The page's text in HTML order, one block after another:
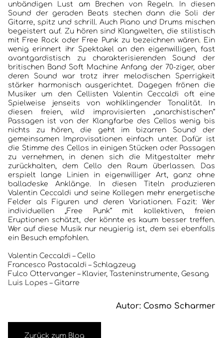
PORTRAITS DER CLUBS
ANKÜNDIGUNGEN KONZERTE/ FESTIVALS
KONTAKT
unbändigen Lust am Brechen von Regeln. In diesen
Sound der geraden Beats stechen dann die Soli der
Gitarre, spitz und schrill. Auch Piano und Drums mischen
begeistert auf. Zu hören sind Klangwelten, die stilistisch
mit Free Rock oder Free Punk zu bezeichnen wären. Ein
wenig erinnert ihr Spektakel an den eigenwilligen, fast
avantgardistisch zu charakterisierenden Sound der
britischen Band Soft Machine Anfang der 70-ziger, aber
deren Sound war trotz ihrer melodischen Sperrigkeit
stärker harmonisch ausgerichtet. Dagegen frönen die
Musiker um den Cellisten Valentin Ceccaldi oft eine
Spielweise jenseits von wohlklingender Tonalität. In
diesen freien, wild improvisierten „anarchistischen“
Passagen ist von der Klangfarbe des Cellos wenig bis
nichts zu hören, die geht im bizarren Sound der
gemeinsamen Improvisationen einfach unter. Dafür ist
die Stimme des Cellos in einigen Stücken oder Passagen
zu vernehmen, in denen sich die Mitgestalter mehr
zurückhalten, dem Cello den Raum überlassen. Das
erspielt lange Linien in eigenwilliger Art, ganz ohne
balladeske Anklänge. In diesen Titeln produzieren
Valentin Ceccaldi und seine Kollegen mehr energetische
Felder als Figuren und deren Variationen. Fazit: Wer
individuellen „Free Punk“ mit kollektiven, freien
Eruptionen schätzt, der könnte es kaum besser treffen.
Wer auf diese Musik nur neugierig ist, dem sei ebenfalls
ein Besuch empfohlen.
Valentin Ceccaldi – Cello
Francesco Pastacaldi – Schlagzeug
Fulco Ottervanger – Klavier, Tasteninstrumente, Gesang
Luis Lopes – Gitarre
Autor: Cosmo Scharmer
Zurück zum Blog